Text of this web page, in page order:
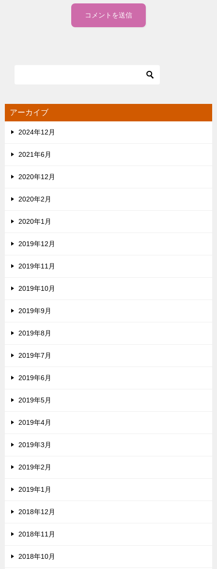
アーカイブ
2024年12月
2021年6月
2020年12月
2020年2月
2020年1月
2019年12月
2019年11月
2019年10月
2019年9月
2019年8月
2019年7月
2019年6月
2019年5月
2019年4月
2019年3月
2019年2月
2019年1月
2018年12月
2018年11月
2018年10月